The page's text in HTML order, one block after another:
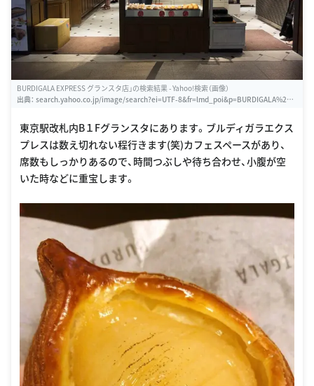
BURDIGALA EXPRESS グランスタ店」の検索結果 - Yahoo!検索（画像）
出典： search.yahoo.co.jp/image/search?ei=UTF-8&fr=lmd_poi&p=BURDIGALA%20E
5%BA%97
東京駅改札内B１Fグランスタにあります。ブルディガラエクス
プレスは数え切れない程行きます(笑)カフェスペースがあり、
席数もしっかりあるので、時間つぶしや待ち合わせ、小腹が空
いた時などに重宝します。